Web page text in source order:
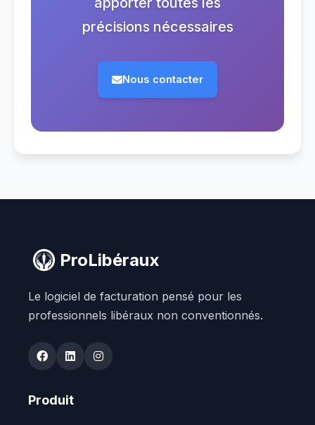
précisions nécessaires
Nous contacter
ProLibéraux
Le logiciel de facturation pensé pour les
professionnels libéraux non conventionnés.
Produit